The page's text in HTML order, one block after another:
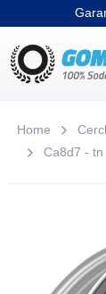
Home
Ca8d7 -